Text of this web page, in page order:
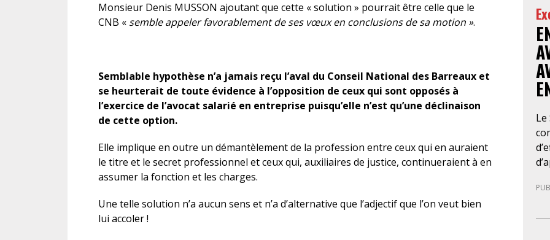
Monsieur Denis MUSSON ajoutant que cette « solution » pourrait être celle que le
CNB « semble appeler favorablement de ses vœux en conclusions de sa motion ».
Semblable hypothèse n’a jamais reçu l’aval du Conseil National des Barreaux et
se heurterait de toute évidence à l’opposition de ceux qui sont opposés à
l’exercice de l’avocat salarié en entreprise puisqu’elle n’est qu’une déclinaison
de cette option.
Elle implique en outre un démantèlement de la profession entre ceux qui en auraient
le titre et le secret professionnel et ceux qui, auxiliaires de justice, continueraient à en
assumer la fonction et les charges.
Une telle solution n’a aucun sens et n’a d’alternative que l’adjectif que l’on veut bien
lui accoler !
du
en